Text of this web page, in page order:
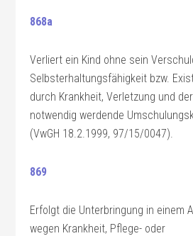
868a
Verliert ein Kind ohne sein
Selbsterhaltungsfähigkeit bzw.
durch Krankheit, Verletzung und
notwendig werdende
(VwGH 18.2.1999, 97/15/0047).
869
Erfolgt die Unterbringung in einem
wegen Krankheit, Pflege- oder